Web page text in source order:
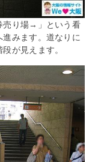
売り場→」という看
みます。道なりに
が見えます。